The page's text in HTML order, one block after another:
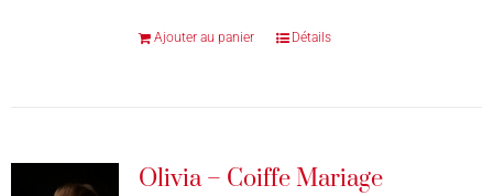
Ajouter au panier Détails
Olivia – Coiffe Mariage